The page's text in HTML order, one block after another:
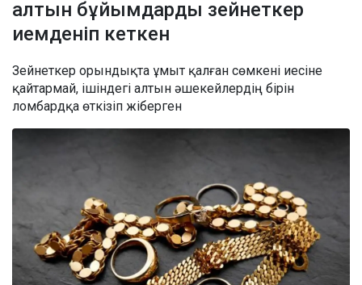
алтын бұйымдарды зейнеткер
иемденіп кеткен
Зейнеткер орындықта ұмыт қалған сөмкені иесіне
қайтармай, ішіндегі алтын әшекейлердің бірін
ломбардқа өткізіп жіберген